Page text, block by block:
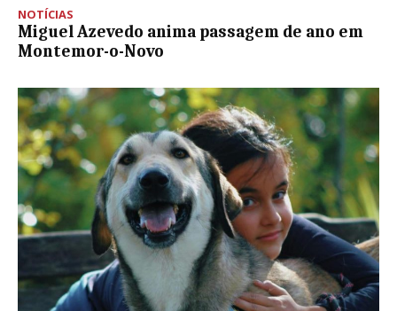
NOTÍCIAS
Miguel Azevedo anima passagem de ano em
Montemor-o-Novo